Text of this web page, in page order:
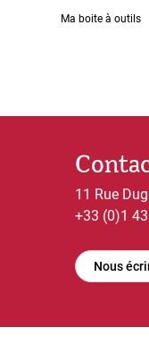
Ma boite à outils
11 Rue
+33 (0)1
Nous